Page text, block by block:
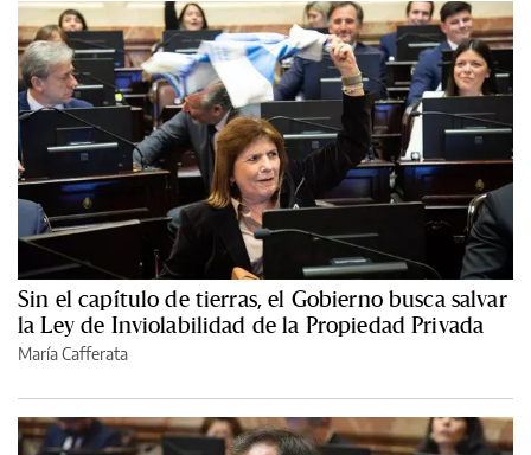
Sin el capítulo de tierras, el Gobierno busca salvar
la Ley de Inviolabilidad de la Propiedad Privada
María Cafferata